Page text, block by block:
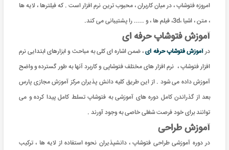
امروزه فتوشاپ ، در میان کاربران ، محبوب ترین نرم افزار است . که فیلترها ، لایه ها
، متن ، اشیا ،3d، فیلم ها ، و ..... را پشتیبانی می کند.
آموزش فتوشاپ حرفه ای
درآموزش فتوشاپ حرفه ای، ضمن اشاره ای کلی به مباحث و ابزارهای ابتدایی نرم
افزار فتوشاپ ، نرم افزار های مختلف فتوشاپی و کاربرد آنها به طور گسترده و واضح
آموزش داده می شود . از این طریق کلیه دانش پذیران مرکز آموزش مجازی پارس
بعد از گذراندن کامل دوره های آموزشی به فتوشاپ تسلط کامل پیدا کرده و می
توانند برای خود فرصت شغلی خاصی به وجود آورند .
آموزش طراحی
در دوره آموزشی طراحی فتوشاپ ، دانشپذیران نحوه استفاده از لایه ها ، ترکیب